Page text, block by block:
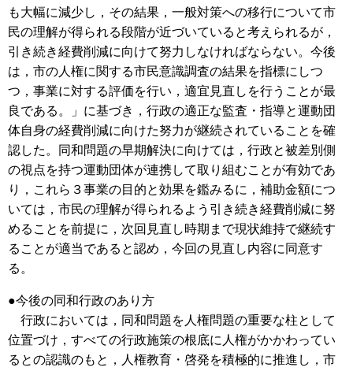
も大幅に減少し，その結果，一般対策への移行について市
民の理解が得られる段階が近づいていると考えられるが，
引き続き経費削減に向けて努力しなければならない。今後
は，市の人権に関する市民意識調査の結果を指標にしつ
つ，事業に対する評価を行い，適宜見直しを行うことが最
良である。」に基づき，行政の適正な監査・指導と運動団
体自身の経費削減に向けた努力が継続されていることを確
認した。同和問題の早期解決に向けては，行政と被差別側
の視点を持つ運動団体が連携して取り組むことが有効であ
り，これら３事業の目的と効果を鑑みるに，補助金額につ
いては，市民の理解が得られるよう引き続き経費削減に努
めることを前提に，次回見直し時期まで現状維持で継続す
ることが適当であると認め，今回の見直し内容に同意す
る。
●今後の同和行政のあり方
行政においては，同和問題を人権問題の重要な柱として
位置づけ，すべての行政施策の根底に人権がかかわってい
るとの認識のもと，人権教育・啓発を積極的に推進し，市